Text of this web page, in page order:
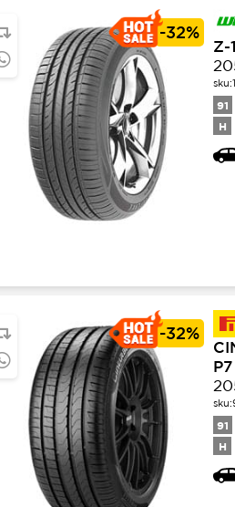
-32%
Z-
sku:
91
H
-32%
P7
sku:
91
H